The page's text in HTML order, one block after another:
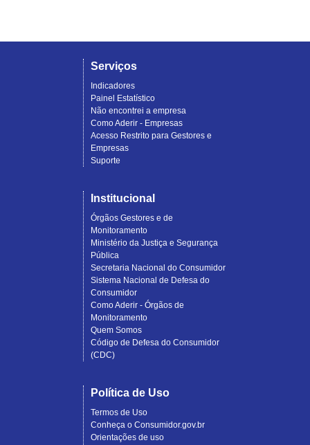
Serviços
Indicadores
Painel Estatístico
Não encontrei a empresa
Como Aderir - Empresas
Acesso Restrito para Gestores e
Empresas
Suporte
Institucional
Órgãos Gestores e de
Monitoramento
Ministério da Justiça e Segurança
Pública
Secretaria Nacional do Consumidor
Sistema Nacional de Defesa do
Consumidor
Como Aderir - Órgãos de
Monitoramento
Quem Somos
Código de Defesa do Consumidor
(CDC)
Política de Uso
Termos de Uso
Conheça o Consumidor.gov.br
Orientações de uso